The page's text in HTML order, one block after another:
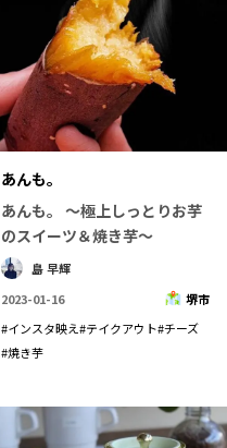
あんも。
あんも。 ～極上しっとりお芋
のスイーツ＆焼き芋～
島 早輝
2023-01-16
堺市
#インスタ映え#テイクアウト#チーズ
#焼き芋